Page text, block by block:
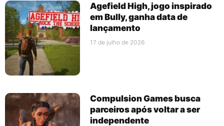
Agefield High, jogo inspirado
em Bully, ganha data de
lançamento
17 de julho de 2026
Compulsion Games busca
parceiros após voltar a ser
independente